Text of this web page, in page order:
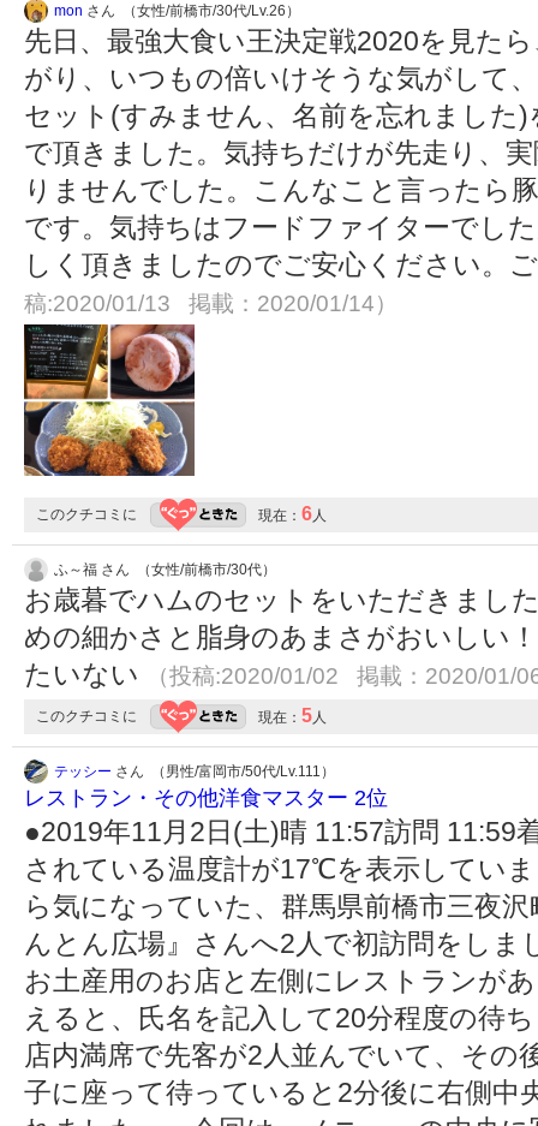
mon さん （女性/前橋市/30代/Lv.26）
先日、最強大食い王決定戦2020を見た
がり、いつもの倍いけそうな気がして
セット(すみません、名前を忘れました
で頂きました。気持ちだけが先走り、
りませんでした。こんなこと言ったら
です。気持ちはフードファイターでし
しく頂きましたのでご安心ください。
稿:2020/01/13 掲載：2020/01/14）
このクチコミに 現在： 6人
ふ～福 さん （女性/前橋市/30代）
お歳暮でハムのセットをいただきまし
めの細かさと脂身のあまさがおいしい
たいない
（投稿:2020/01/02 掲載：2020/01/
このクチコミに 現在： 5人
テッシー さん （男性/富岡市/50代/Lv.111）
レストラン・その他洋食マスター 2位
●2019年11月2日(土)晴 11:57訪問 11:59
されている温度計が17℃を表示してい
ら気になっていた、群馬県前橋市三夜
んとん広場』さんへ2人で初訪問をしま
お土産用のお店と左側にレストランが
えると、氏名を記入して20分程度の待
店内満席で先客が2人並んでいて、その
子に座って待っていると2分後に右側中